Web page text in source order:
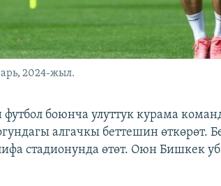
2024-жыл.
футбол боюнча улуттук курама
алгачкы беттешин өткөрөт.
стадионунда өтөт. Оюн Бишкек